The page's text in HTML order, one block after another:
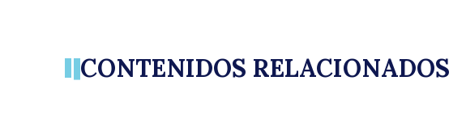
CONTENIDOS RELACIONADOS